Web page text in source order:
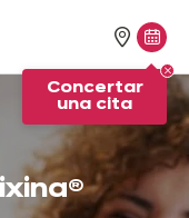
tiendas
una
cita
Concertar
una cita